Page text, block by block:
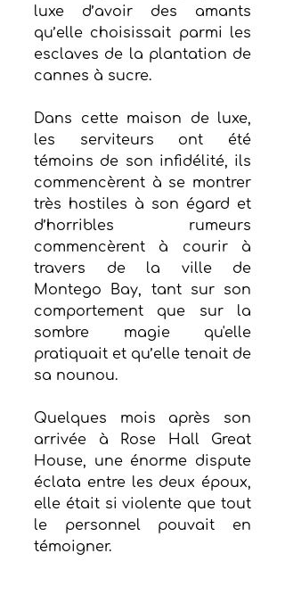
luxe d’avoir des amants
qu’elle choisissait parmi les
esclaves de la plantation de
cannes à sucre.
Dans cette maison de luxe,
les serviteurs ont été
témoins de son infidélité, ils
commencèrent à se montrer
très hostiles à son égard et
d’horribles rumeurs
commencèrent à courir à
travers de la ville de
Montego Bay, tant sur son
comportement que sur la
sombre magie qu'elle
pratiquait et qu’elle tenait de
sa nounou.
Quelques mois après son
arrivée à Rose Hall Great
House, une énorme dispute
éclata entre les deux époux,
elle était si violente que tout
le personnel pouvait en
témoigner.